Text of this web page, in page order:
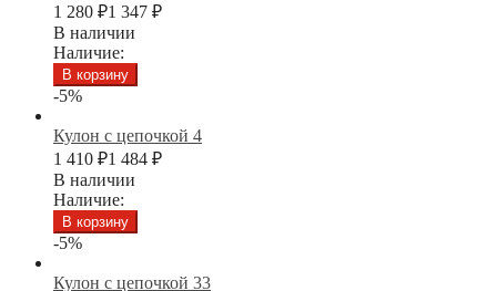
1 280 ₽1 347 ₽
В наличии
Наличие:
В корзину
-5%
Кулон с цепочкой 4
1 410 ₽1 484 ₽
В наличии
Наличие:
В корзину
-5%
Кулон с цепочкой 33